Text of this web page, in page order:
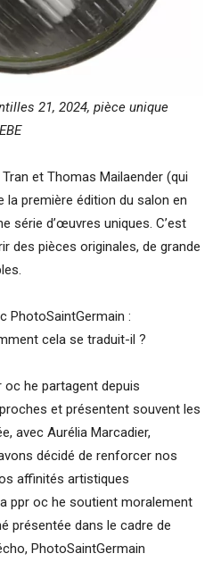
21, 2024, pièce unique
et Thomas Mailaender (qui
première édition du salon en
série d’œuvres uniques. C’est
des pièces originales, de grande
PhotoSaintGermain :
cela se traduit-il ?
oc he partagent depuis
et présentent souvent les
avec Aurélia Marcadier,
décidé de renforcer nos
affinités artistiques
ppr oc he soutient moralement
présentée dans le cadre de
PhotoSaintGermain